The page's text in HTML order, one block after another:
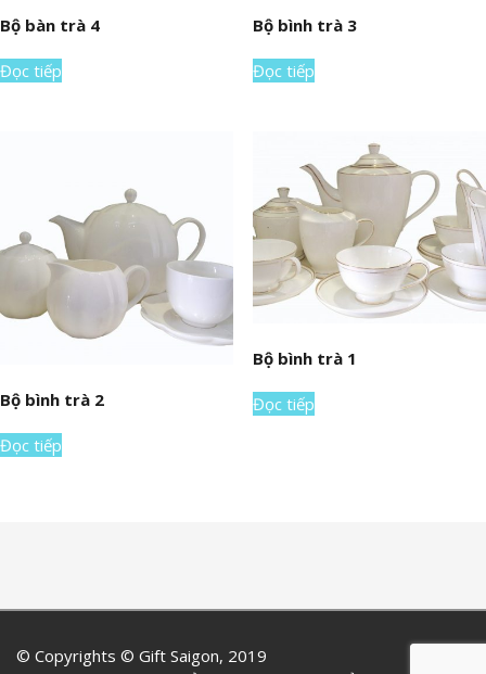
Bộ bàn trà 4
Đọc tiếp
Bộ bình trà 3
Đọc tiếp
Bộ bình trà 2
Đọc tiếp
Bộ bình trà 1
Đọc tiếp
© Copyrights © Gift Saigon, 2019